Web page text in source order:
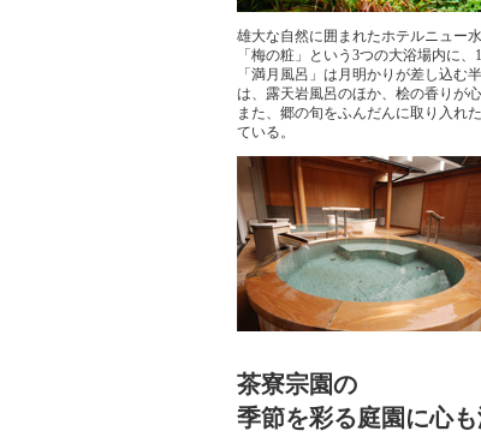
雄大な自然に囲まれたホテルニュー
「梅の粧」という3つの大浴場内に
「満月風呂」は月明かりが差し込
は、露天岩風呂のほか、桧の香りが
また、郷の旬をふんだんに取り入れ
ている。
茶寮宗園の
季節を彩る庭園に心も